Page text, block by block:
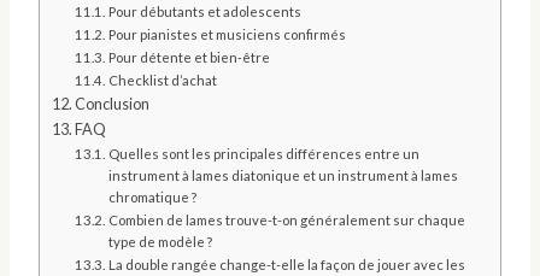
Pour débutants et adolescents
Pour pianistes et musiciens confirmés
Pour détente et bien‑être
Checklist d’achat
Conclusion
FAQ
Quelles sont les principales différences entre un
instrument à lames diatonique et un instrument à lames
chromatique ?
Combien de lames trouve-t-on généralement sur chaque
type de modèle ?
La double rangée change-t-elle la façon de jouer avec les